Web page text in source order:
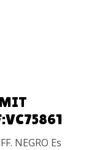
MIT
NEGRO Es